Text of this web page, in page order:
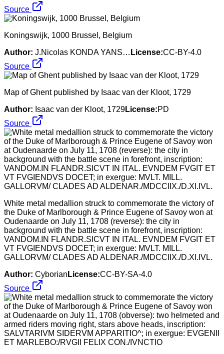
Source
Koningswijk, 1000 Brussel, Belgium
Author: J.Nicolas KONDA YANS… License:CC-BY-4.0
Source
Map of Ghent published by Isaac van der Kloot, 1729
Author: Isaac van der Kloot, 1729License:PD
Source
White metal medallion struck to commemorate the victory of
the Duke of Marlborough & Prince Eugene of Savoy won at
Oudenaarde on July 11, 1708 (reverse): the city in
background with the battle scene in forefront, inscription:
VANDOM.IN FLANDR.SICVT IN ITAL. EVNDEM FVGIT ET
VT FVGIENDVS DOCET; in exergue: MVLT. MILL.
GALLORVM/ CLADES AD ALDENAR./MDCCIIX./D.XI.IVL.
Author: Cyborian License:CC-BY-SA-4.0
Source